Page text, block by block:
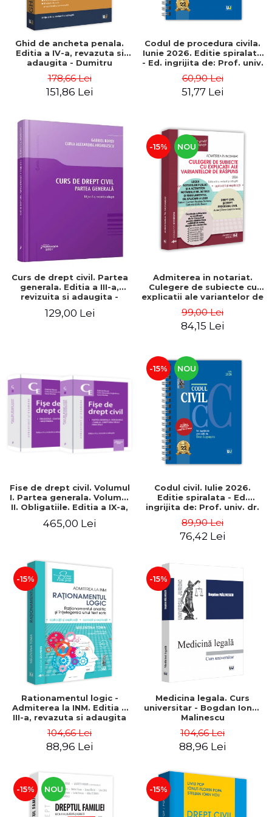
Ghid de ancheta penala.
Editia a IV-a, revazuta si
adaugita - Dumitru
178,66 Lei
151,86 Lei
Codul de procedura civila.
Iunie 2026. Editie spiralata
- Ed. ingrijita de: Prof. univ.
60,90 Lei
51,77 Lei
Curs de drept civil. Partea
generala. Editia a III-a,
revizuita si adaugita -
Alexandra Anghelescu
129,00 Lei
-15% NOU
Admiterea in notariat.
Culegere de subiecte cu
explicatii ale variantelor de
revazuta si adaugita 2026
- Carmen Nicoleta
Buzan
99,00 Lei
84,15 Lei
Fise de drept civil. Volumul
I. Partea generala. Volumul
II. Obligatiile. Editia a IX-a,
Gabriel Boroi, Carla
465,00 Lei
-15% NOU
Codul civil. Iulie 2026.
Editie spiralata - Ed.
ingrijita de: Prof. univ. dr.
89,90 Lei
76,42 Lei
-15%
Rationamentul logic -
Admiterea la INM. Editia a
III-a, revazuta si adaugita
rationament logic si
intelegerea unui text scris
104,66 Lei
88,96 Lei
-15%
Medicina legala. Curs
universitar - Bogdan Ionut
Malinescu
104,66 Lei
88,96 Lei
-15% NOU -15%